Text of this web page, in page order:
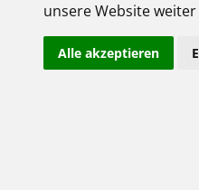
unsere Website
Alle akzeptieren